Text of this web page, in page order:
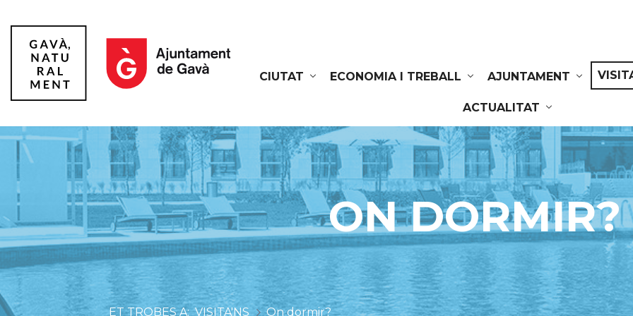
CIUTAT
ECONOMIA I TREBALL AJUNTAMENT
ACTUALITAT
Gavà
ON DORMIR?
VISITA'NS On dormir?